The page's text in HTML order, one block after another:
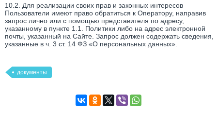
10.2. Для реализации своих прав и законных интересов
Пользователи имеют право обратиться к Оператору, направив
запрос лично или с помощью представителя по адресу,
указанному в пункте 1.1. Политики либо на адрес электронной
почты, указанный на Сайте. Запрос должен содержать сведения,
указанные в ч. 3 ст. 14 ФЗ «О персональных данных».
документы